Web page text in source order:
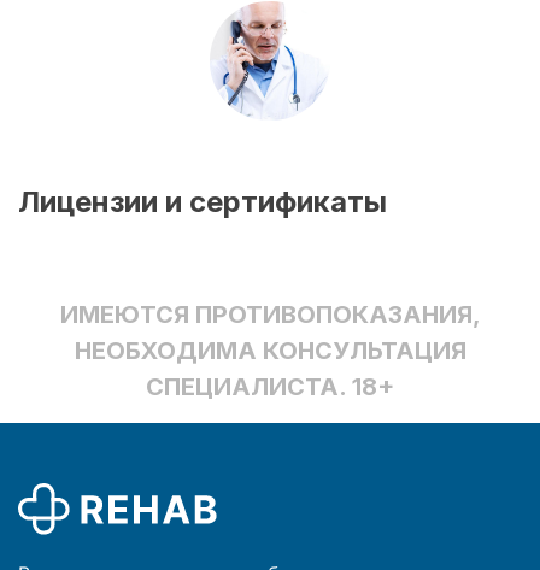
Лицензии и сертификаты
ИМЕЮТСЯ ПРОТИВОПОКАЗАНИЯ,
НЕОБХОДИМА КОНСУЛЬТАЦИЯ
СПЕЦИАЛИСТА. 18+